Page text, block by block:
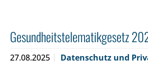
Gesundheitstelematikgesetz
27.08.2025
Datenschutz und